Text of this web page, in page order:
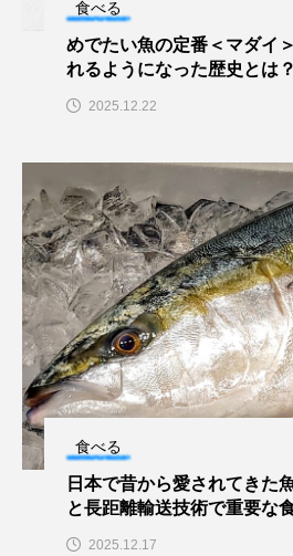
アッキガイ
アブラボテ アマガエル
アマダイ
アユ アリアケギバチ
アンコウ イカ イカ
イッカク イトウ イ
イトヨリダイ イモリ
イリエワニ イワナ
ウマヅラハギ ウミウシ
エゾアイナメ
食べる
めでたい魚の定番＜マダイ
れるようになった歴史とは？
2025.12.22
食べる
日本で昔から愛されてき
と長距離輸送技術で重要な
2025.12.17